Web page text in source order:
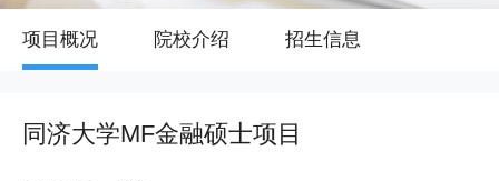
项目概况 院校介绍 招生信息
同济大学MF金融硕士项目